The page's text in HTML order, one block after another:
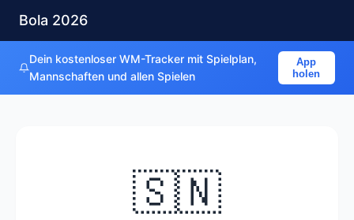
Bola 2026
Dein kostenloser WM-Tracker mit Spielplan,
Mannschaften und allen Spielen
App
holen
🇸🇳